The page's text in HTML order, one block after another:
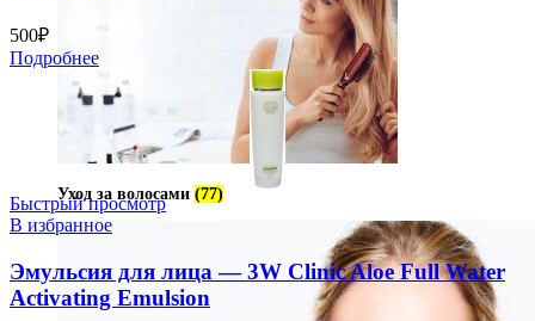
Уход за волосами (77)
500₽
Подробнее
Быстрый просмотр
В избранное
Эмульсия для лица — 3W Clinic Aloe Full Water
Activating Emulsion